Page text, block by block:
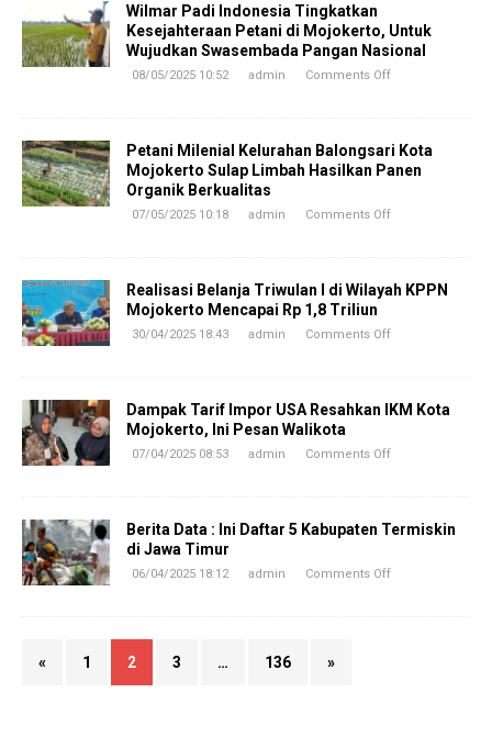
Wilmar Padi Indonesia Tingkatkan
Kesejahteraan Petani di Mojokerto, Untuk
Wujudkan Swasembada Pangan Nasional
08/05/2025 10:52 admin Comments Off
Petani Milenial Kelurahan Balongsari Kota
Mojokerto Sulap Limbah Hasilkan Panen
Organik Berkualitas
07/05/2025 10:18 admin Comments Off
Realisasi Belanja Triwulan I di Wilayah KPPN
Mojokerto Mencapai Rp 1,8 Triliun
30/04/2025 18:43 admin Comments Off
Dampak Tarif Impor USA Resahkan IKM Kota
Mojokerto, Ini Pesan Walikota
07/04/2025 08:53 admin Comments Off
Berita Data : Ini Daftar 5 Kabupaten Termiskin
di Jawa Timur
06/04/2025 18:12 admin Comments Off
« 1 2 3 … 136 »